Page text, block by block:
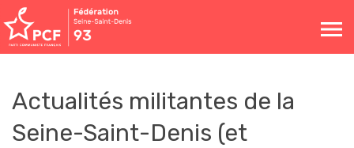
Toggle
navigation
Actualités militantes de la
Seine-Saint-Denis (et